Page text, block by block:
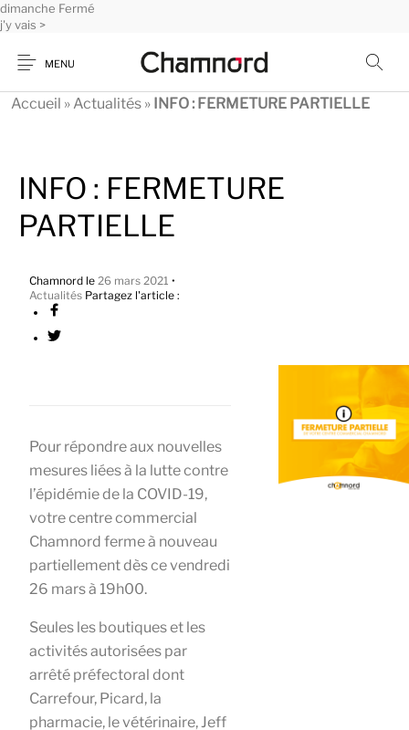
dimanche Fermé
j'y vais >
MENU
Accueil » Actualités » INFO : FERMETURE PARTIELLE
INFO : FERMETURE
PARTIELLE
Chamnord le 26 mars 2021 •
Actualités Partagez l'article :
Pour répondre aux nouvelles
mesures liées à la lutte contre
l’épidémie de la COVID-19,
votre centre commercial
Chamnord ferme à nouveau
partiellement dès ce vendredi
26 mars à 19h00.
Seules les boutiques et les
activités autorisées par
arrêté préfectoral dont
Carrefour, Picard, la
pharmacie, le vétérinaire, Jeff
Panneau de gestion des cookies